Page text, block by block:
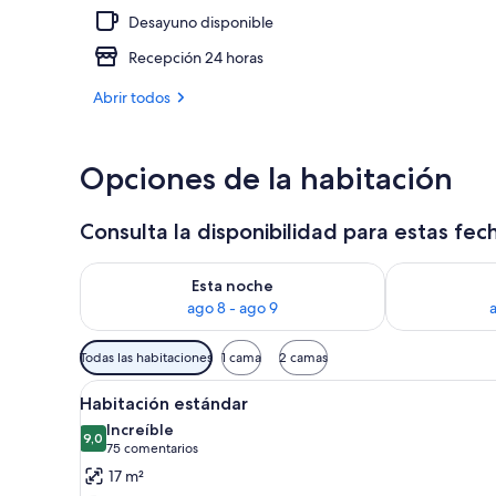
Desayuno disponible
Recepción 24 horas
Abrir todos
Opciones de la habitación
Consulta la disponibilidad para estas
Esta noche
ago 8 - ago 9
Consulta la disponibilidad para esta noche, ago 8 -
Consulta la
Filtros
disponibles
para
las
habitaciones
Todas las habitaciones 1 cama 2 camas
Abrir
todas
las
fotos
Una habitación de hotel
7
Habitación estándar
9,09,0 de 10
Increíble
75 comentarios
(75 comentarios)
17 m²